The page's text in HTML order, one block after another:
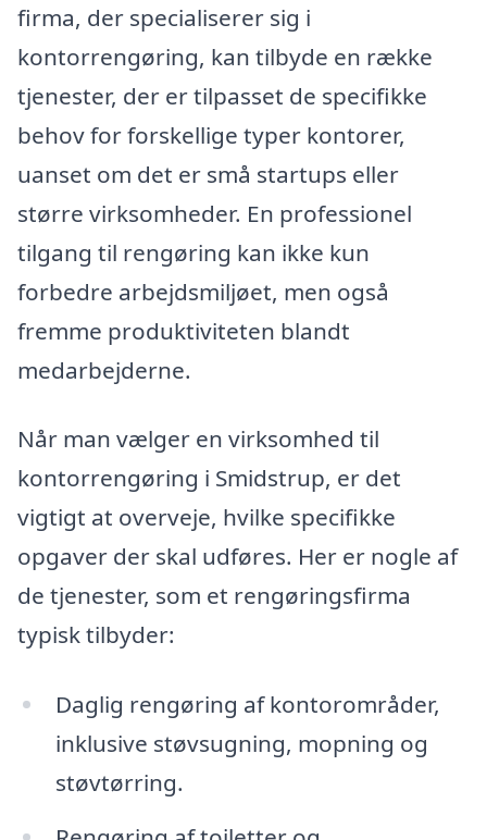
firma, der specialiserer sig i
kontorrengøring, kan tilbyde en række
tjenester, der er tilpasset de specifikke
behov for forskellige typer kontorer,
uanset om det er små startups eller
større virksomheder. En professionel
tilgang til rengøring kan ikke kun
forbedre arbejdsmiljøet, men også
fremme produktiviteten blandt
medarbejderne.
Når man vælger en virksomhed til
kontorrengøring i Smidstrup, er det
vigtigt at overveje, hvilke specifikke
opgaver der skal udføres. Her er nogle af
de tjenester, som et rengøringsfirma
typisk tilbyder:
Daglig rengøring af kontorområder,
inklusive støvsugning, mopning og
støvtørring.